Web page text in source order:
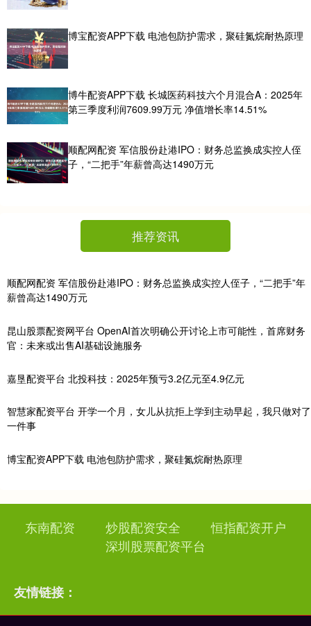
博宝配资APP下载 电池包防护需求，聚硅氮烷耐热原理
博牛配资APP下载 长城医药科技六个月混合A：2025年
第三季度利润7609.99万元 净值增长率14.51%
顺配网配资 军信股份赴港IPO：财务总监换成实控人侄
子，“二把手”年薪曾高达1490万元
推荐资讯
顺配网配资 军信股份赴港IPO：财务总监换成实控人侄子，“二把手”年
薪曾高达1490万元
昆山股票配资网平台 OpenAI首次明确公开讨论上市可能性，首席财务
官：未来或出售AI基础设施服务
嘉垦配资平台 北投科技：2025年预亏3.2亿元至4.9亿元
智慧家配资平台 开学一个月，女儿从抗拒上学到主动早起，我只做对了
一件事
博宝配资APP下载 电池包防护需求，聚硅氮烷耐热原理
东南配资 炒股配资安全
恒指配资开户
深圳股票配资平台
友情链接：